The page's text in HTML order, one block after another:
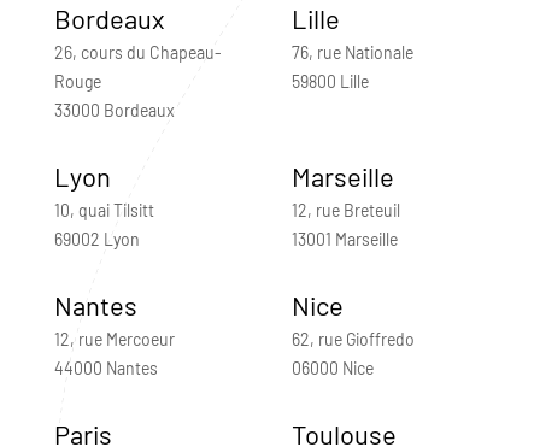
Bordeaux
26, cours du Chapeau-
Rouge
33000 Bordeaux
Lille
76, rue Nationale
59800 Lille
Lyon
10, quai Tilsitt
69002 Lyon
Marseille
12, rue Breteuil
13001 Marseille
Nantes
12, rue Mercoeur
44000 Nantes
Nice
62, rue Gioffredo
06000 Nice
Paris Toulouse